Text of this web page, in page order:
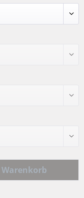
Warenkorb